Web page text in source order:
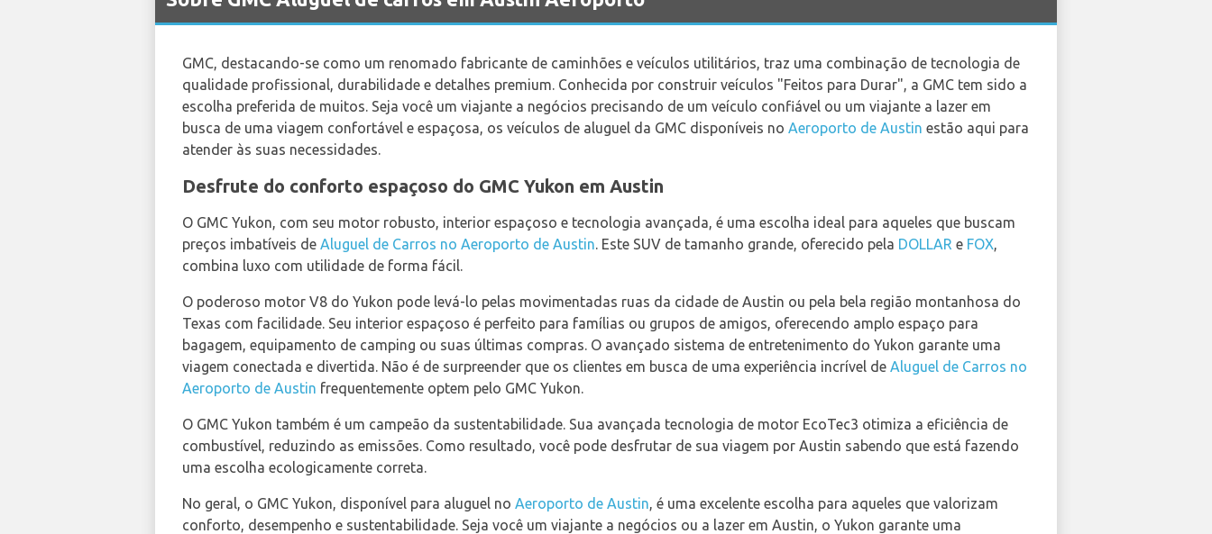
GMC, destacando-se como um renomado fabricante de caminhões e veículos utilitários, traz uma combinação de tecnologia de
qualidade profissional, durabilidade e detalhes premium. Conhecida por construir veículos "Feitos para Durar", a GMC tem sido a
escolha preferida de muitos. Seja você um viajante a negócios precisando de um veículo confiável ou um viajante a lazer em
busca de uma viagem confortável e espaçosa, os veículos de aluguel da GMC disponíveis no Aeroporto de Austin estão aqui para
atender às suas necessidades.
Desfrute do conforto espaçoso do GMC Yukon em Austin
O GMC Yukon, com seu motor robusto, interior espaçoso e tecnologia avançada, é uma escolha ideal para aqueles que buscam
preços imbatíveis de Aluguel de Carros no Aeroporto de Austin. Este SUV de tamanho grande, oferecido pela DOLLAR e FOX,
combina luxo com utilidade de forma fácil.
O poderoso motor V8 do Yukon pode levá-lo pelas movimentadas ruas da cidade de Austin ou pela bela região montanhosa do
Texas com facilidade. Seu interior espaçoso é perfeito para famílias ou grupos de amigos, oferecendo amplo espaço para
bagagem, equipamento de camping ou suas últimas compras. O avançado sistema de entretenimento do Yukon garante uma
viagem conectada e divertida. Não é de surpreender que os clientes em busca de uma experiência incrível de Aluguel de Carros no
Aeroporto de Austin frequentemente optem pelo GMC Yukon.
O GMC Yukon também é um campeão da sustentabilidade. Sua avançada tecnologia de motor EcoTec3 otimiza a eficiência de
combustível, reduzindo as emissões. Como resultado, você pode desfrutar de sua viagem por Austin sabendo que está fazendo
uma escolha ecologicamente correta.
No geral, o GMC Yukon, disponível para aluguel no Aeroporto de Austin, é uma excelente escolha para aqueles que valorizam
conforto, desempenho e sustentabilidade. Seja você um viajante a negócios ou a lazer em Austin, o Yukon garante uma